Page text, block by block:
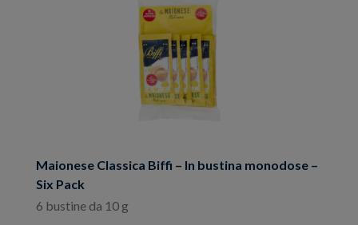
Maionese Classica Biffi – In bustina monodose –
Six Pack
6 bustine da 10 g